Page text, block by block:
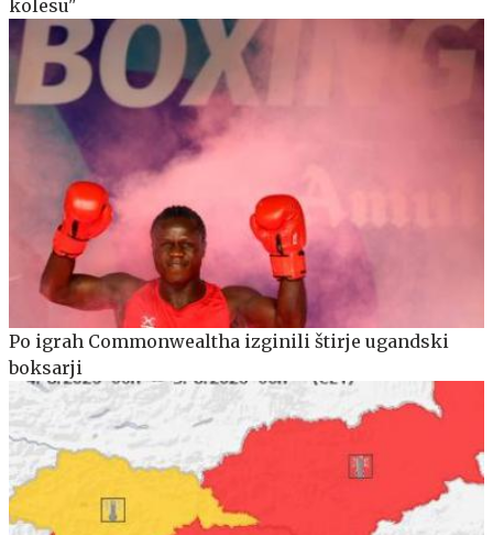
kolesu"
Po igrah Commonwealtha izginili štirje ugandski
boksarji